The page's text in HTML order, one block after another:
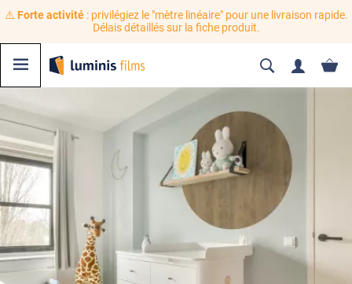
⚠️ Forte activité: privilégiez le "mètre linéaire" pour une livraison rapide.
Délais détaillés sur la fiche produit.